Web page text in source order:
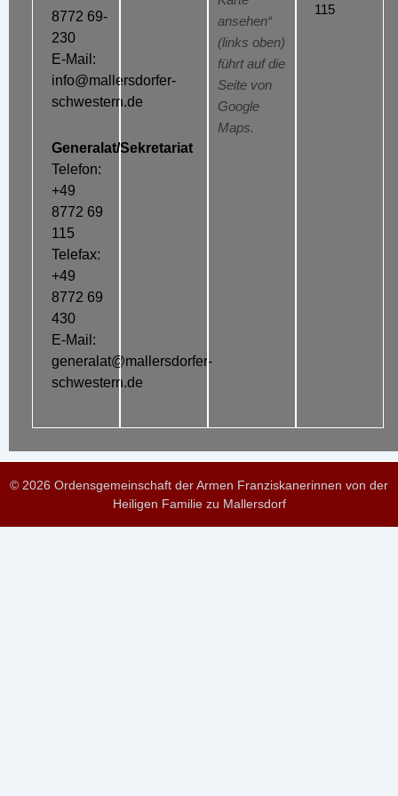
8772 69-
230
E-Mail:
info@mallersdorfer-
schwestern.de
Generalat/Sekretariat
Telefon:
+49
8772 69
115
Telefax:
+49
8772 69
430
E-Mail:
generalat@mallersdorfer-
schwestern.de
ansehen“
(links oben)
führt auf die
Seite von
Google
Maps.
115
© 2026 Ordensgemeinschaft der Armen Franziskanerinnen von der
Heiligen Familie zu Mallersdorf